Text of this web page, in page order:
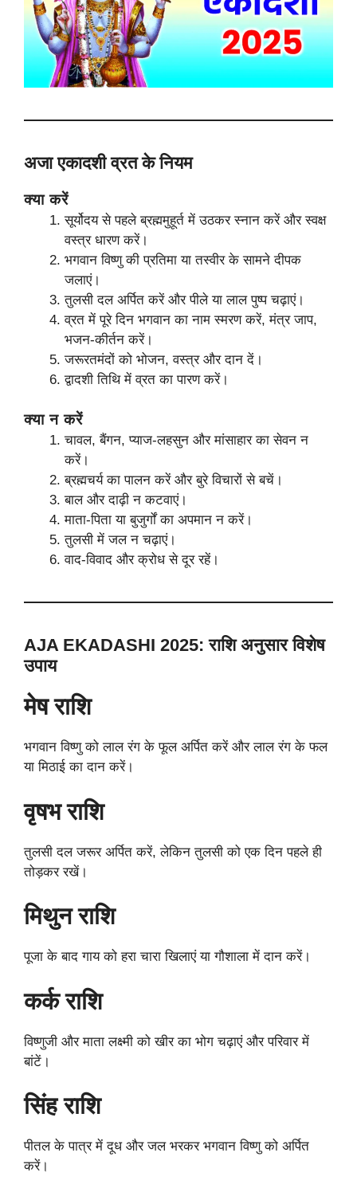
अजा एकादशी व्रत के नियम
क्या करें
सूर्योदय से पहले ब्रह्ममुहूर्त में उठकर स्नान करें और स्वक्ष
वस्त्र धारण करें।
भगवान विष्णु की प्रतिमा या तस्वीर के सामने दीपक
जलाएं।
तुलसी दल अर्पित करें और पीले या लाल पुष्प चढ़ाएं।
व्रत में पूरे दिन भगवान का नाम स्मरण करें, मंत्र जाप,
भजन-कीर्तन करें।
जरूरतमंदों को भोजन, वस्त्र और दान दें।
द्वादशी तिथि में व्रत का पारण करें।
क्या न करें
चावल, बैंगन, प्याज-लहसुन और मांसाहार का सेवन न
करें।
ब्रह्मचर्य का पालन करें और बुरे विचारों से बचें।
बाल और दाढ़ी न कटवाएं।
माता-पिता या बुजुर्गों का अपमान न करें।
तुलसी में जल न चढ़ाएं।
वाद-विवाद और क्रोध से दूर रहें।
AJA EKADASHI 2025: राशि अनुसार विशेष
उपाय
मेष राशि
भगवान विष्णु को लाल रंग के फूल अर्पित करें और लाल रंग के फल
या मिठाई का दान करें।
वृषभ राशि
तुलसी दल जरूर अर्पित करें, लेकिन तुलसी को एक दिन पहले ही
तोड़कर रखें।
मिथुन राशि
पूजा के बाद गाय को हरा चारा खिलाएं या गौशाला में दान करें।
कर्क राशि
विष्णुजी और माता लक्ष्मी को खीर का भोग चढ़ाएं और परिवार में
बांटें।
सिंह राशि
पीतल के पात्र में दूध और जल भरकर भगवान विष्णु को अर्पित
करें।